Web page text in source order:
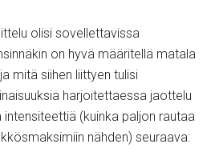
olisi sovellettavissa
on hyvä määritellä matala
mitä siihen liittyen tulisi
harjoitettaessa jaottelu
(kuinka paljon rautaa
nähden) seuraava: